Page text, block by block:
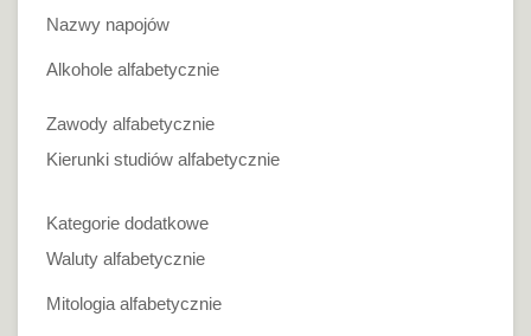
Nazwy napojów
Alkohole alfabetycznie
Zawody alfabetycznie
Kierunki studiów alfabetycznie
Kategorie dodatkowe
Waluty alfabetycznie
Mitologia alfabetycznie